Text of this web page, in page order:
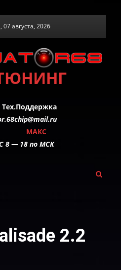
августа, 2026
Тех.Поддержка
МАКС
18 по МСК
2.2